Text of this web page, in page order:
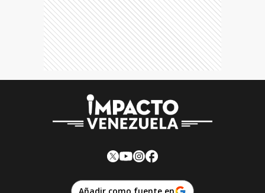
Añadir como fuente en